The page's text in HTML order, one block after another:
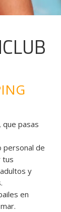
que pasas
personal de
tus
y
en